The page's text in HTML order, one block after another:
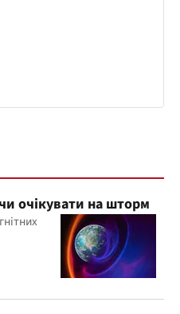
очікувати на шторм